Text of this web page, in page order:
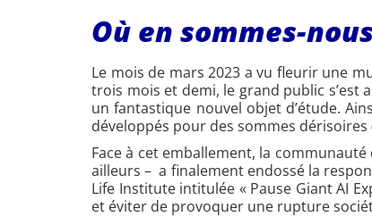
Où en sommes-
Le mois de mars 2023 a vu fleurir une
trois mois et demi, le grand public s’est
un fantastique nouvel objet d’étude.
développés pour des sommes
Face à cet emballement, la
ailleurs – a finalement endossé la
Life Institute intitulée « Pause Giant AI
et éviter de provoquer une rupture